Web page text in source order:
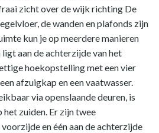
zicht over de wijk richting De
de wanden en plafonds zijn
kun je op meerdere manieren
aan de achterzijde van het
hoekopstelling met een vier
afzuigkap en een vaatwasser.
via openslaande deuren, is
zuiden. Er zijn twee
en één aan de achterzijde